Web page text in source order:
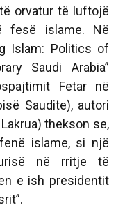
orvatur të luftojë
fesë islame. Në
Islam: Politics of
Saudi Arabia”
Fetar në
Saudite),autori
thekson se,
islame, si një
në rritje të
e ish presidentit